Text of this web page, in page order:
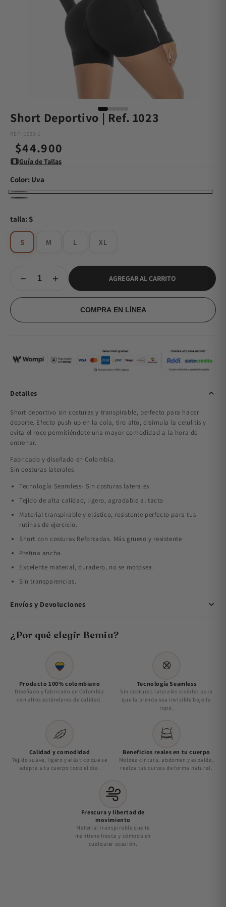
Short Deportivo | Ref. 1023
REF: 1023-1
Precio
habitual
$44.900
Guía de Tallas
Color: Uva
Uva
talla: S
S M L XL
− + AGREGAR AL CARRITO
COMPRA EN LÍNEA
Detalles
Short deportivo sin costuras y transpirable, perfecto para hacer
deporte. Efecto push up en la cola, tiro alto, disimula la celulitis y
evita el roce permitiéndote una mayor comodidad a la hora de
entrenar.
Fabricado y diseñado en Colombia.
Sin costuras laterales
Tecnología Seamless- Sin costuras laterales
Tejido de alta calidad, ligero, agradable al tacto
Material transpirable y elástico, resistente perfecto para tus
rutinas de ejercicio.
Short con costuras Reforzadas. Más grueso y resistente
Pretina ancha.
Excelente material, duradero, no se motosea.
Sin transparencias.
Envíos y Devoluciones
¿Por qué elegir Bemia?
Producto 100% colombiano
Diseñado y fabricado en Colombia
con altos estándares de calidad.
Tecnología Seamless
Sin costuras laterales visibles para
que la prenda sea invisible bajo la
ropa.
Calidad y comodidad
Tejido suave, ligero y elástico que se
adapta a tu cuerpo todo el día.
Beneficios reales en tu cuerpo
Moldea cintura, abdomen y espalda,
realza tus curvas de forma natural.
Frescura y libertad de
movimiento
Material transpirable que te
mantiene fresca y cómoda en
cualquier ocasión.